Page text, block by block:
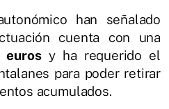
han señalado
cuenta con una
eurosy ha requerido el
para poder retirar
acumulados.